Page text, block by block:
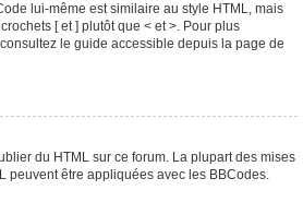
lui-même est similaire au style HTML, mais
[ et ] plutôt que < et >. Pour plus
le guide accessible depuis la page de
du HTML sur ce forum. La plupart des mises
peuvent être appliquées avec les BBCodes.